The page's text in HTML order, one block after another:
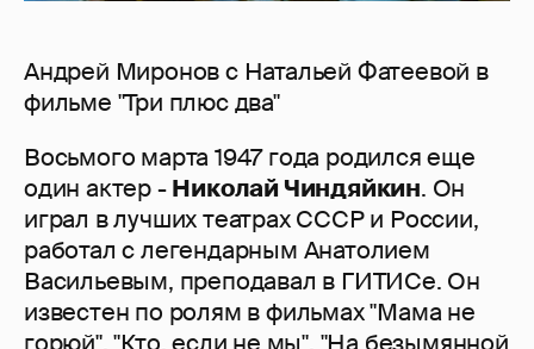
Андрей Миронов с Натальей Фатеевой в
фильме "Три плюс два"
Восьмого марта 1947 года родился еще
один актер -Николай Чиндяйкин. Он
играл в лучших театрах СССР и России,
работал с легендарным Анатолием
Васильевым, преподавал в ГИТИСе. Он
известен по ролям в фильмах "Мама не
горюй", "Кто, если не мы", "На безымянной